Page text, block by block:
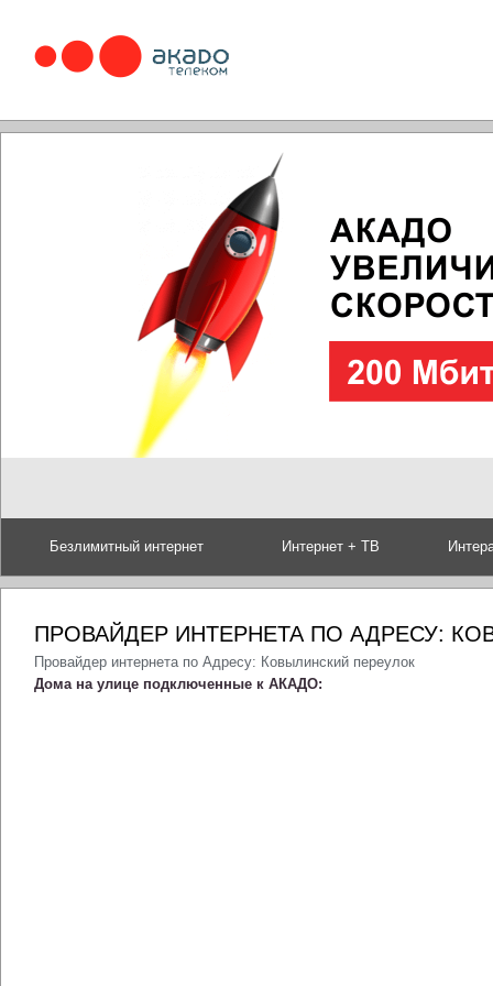
Безлимитный интернет Интернет + ТВ
ПРОВАЙДЕР ИНТЕРНЕТА ПО АДРЕСУ:
Провайдер интернета по Адресу: Ковылинский переулок
Дома на улице подключенные к АКАДО: